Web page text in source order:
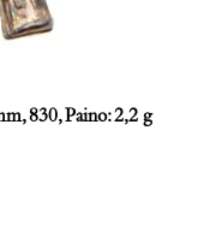
830, Paino: 2,2 g